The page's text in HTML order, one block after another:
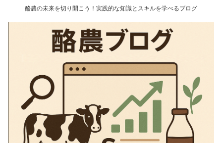
酪農の未来を切り開こう！実践的な知識とスキルを学べるブログ